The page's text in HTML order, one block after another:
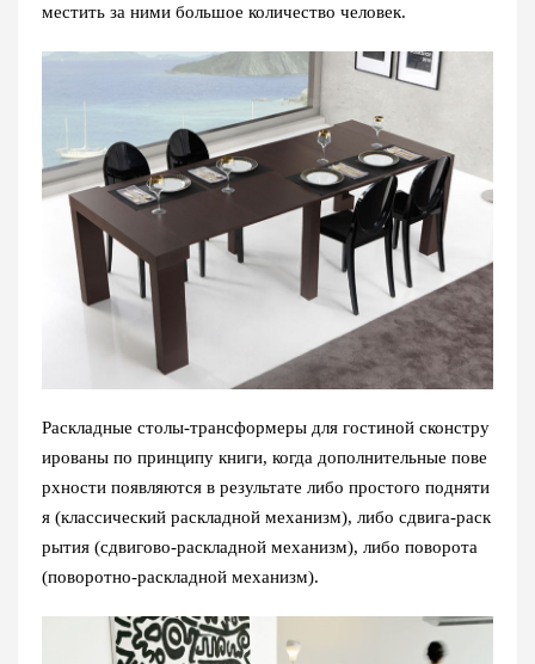
местить за ними большое количество человек.
Раскладные столы-трансформеры для гостиной сконстру
ированы по принципу книги, когда дополнительные пове
рхности появляются в результате либо простого подняти
я (классический раскладной механизм), либо сдвига-раск
рытия (сдвигово-раскладной механизм), либо поворота
(поворотно-раскладной механизм).